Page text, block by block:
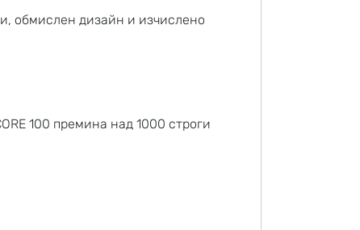
обмислен дизайн и изчислено
100 премина над 1000 строги